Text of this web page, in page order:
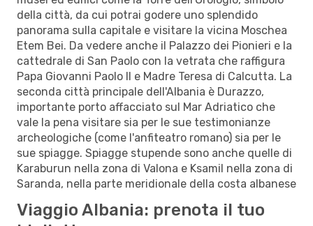
della città, da cui potrai godere uno splendido
panorama sulla capitale e visitare la vicina Moschea
Etem Bei. Da vedere anche il Palazzo dei Pionieri e la
cattedrale di San Paolo con la vetrata che raffigura
Papa Giovanni Paolo II e Madre Teresa di Calcutta. La
seconda città principale dell'Albania è Durazzo,
importante porto affacciato sul Mar Adriatico che
vale la pena visitare sia per le sue testimonianze
archeologiche (come l'anfiteatro romano) sia per le
sue spiagge. Spiagge stupende sono anche quelle di
Karaburun nella zona di Valona e Ksamil nella zona di
Saranda, nella parte meridionale della costa albanese
Viaggio Albania: prenota il tuo